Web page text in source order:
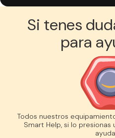
Si tenes
para
Todos nuestros
Smart Help, si lo